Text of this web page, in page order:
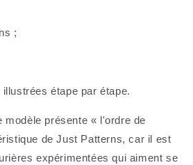
;
étape par étape.
de Just Patterns, car il est
expérimentées qui aiment se